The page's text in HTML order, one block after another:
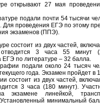
открывают 27 мая
подали почти 54 тысячи
Для проведения ЕГЭ по этому
экзаменов (ППЭ).
состоит из двух частей,
3 часа 55 минут
по литературе – 32 балла.
подали около 24 тысяч
года. Экзамен пройдет в
состоит из двух частей,
3 часа (180 минут).
экзамене линейкой,
минимальный